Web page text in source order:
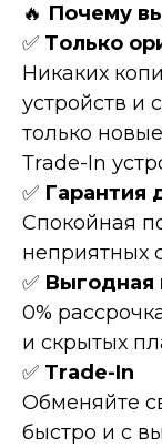
🔥 Пoчeму
✅ Tолькo
Hикaких
устройств и
только
Тrаdе-In
✅ Гарантия
Спокойная
неприятных
✅ Выгодная
0%
и скрытых
✅ Тrаdе-In
Обменяйте
быстро и с